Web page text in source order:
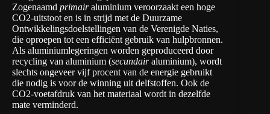
Zogenaamd primairaluminium veroorzaakt een hoge
CO2-uitstoot en is in strijd met de Duurzame
Ontwikkelingsdoelstellingen van de Verenigde Naties,
die oproepen tot een efficiënt gebruik van hulpbronnen.
Als aluminiumlegeringen worden geproduceerd door
recycling van aluminium (secundairaluminium), wordt
slechts ongeveer vijf procent van de energie gebruikt
die nodig is voor de winning uit delfstoffen. Ook de
CO2-voetafdruk van het materiaal wordt in dezelfde
mate verminderd.